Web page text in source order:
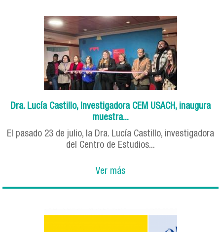
Dra. Lucía Castillo, Investigadora CEM USACH, inaugura
muestra...
El pasado 23 de julio, la Dra. Lucía Castillo, investigadora
del Centro de Estudios...
Ver más